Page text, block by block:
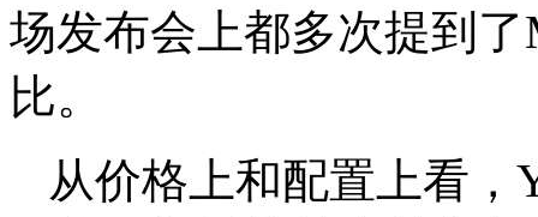
场发布会上都多次提到
比。
从价格上和配置上看